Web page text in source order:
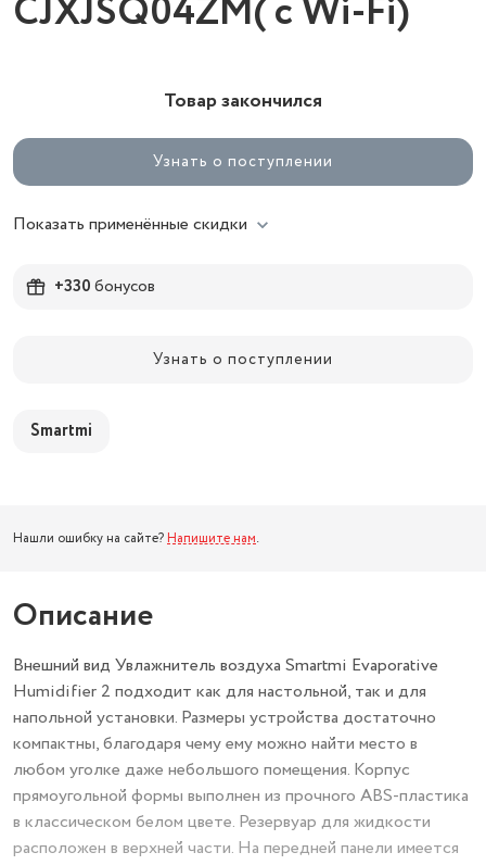
CJXJSQ04ZM( с Wi-Fi)
Товар закончился
Узнать о поступлении
Показать применённые скидки
+330бонусов
Узнать о поступлении
Smartmi
Нашли ошибку на сайте? Напишите нам.
Описание
Внешний вид Увлажнитель воздуха Smartmi Evaporative
Humidifier 2 подходит как для настольной, так и для
напольной установки. Размеры устройства достаточно
компактны, благодаря чему ему можно найти место в
любом уголке даже небольшого помещения. Корпус
прямоугольной формы выполнен из прочного ABS-пластика
в классическом белом цвете. Резервуар для жидкости
расположен в верхней части. На передней панели имеется